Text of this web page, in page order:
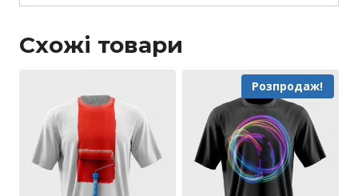
Схожі товари
Розпродаж!